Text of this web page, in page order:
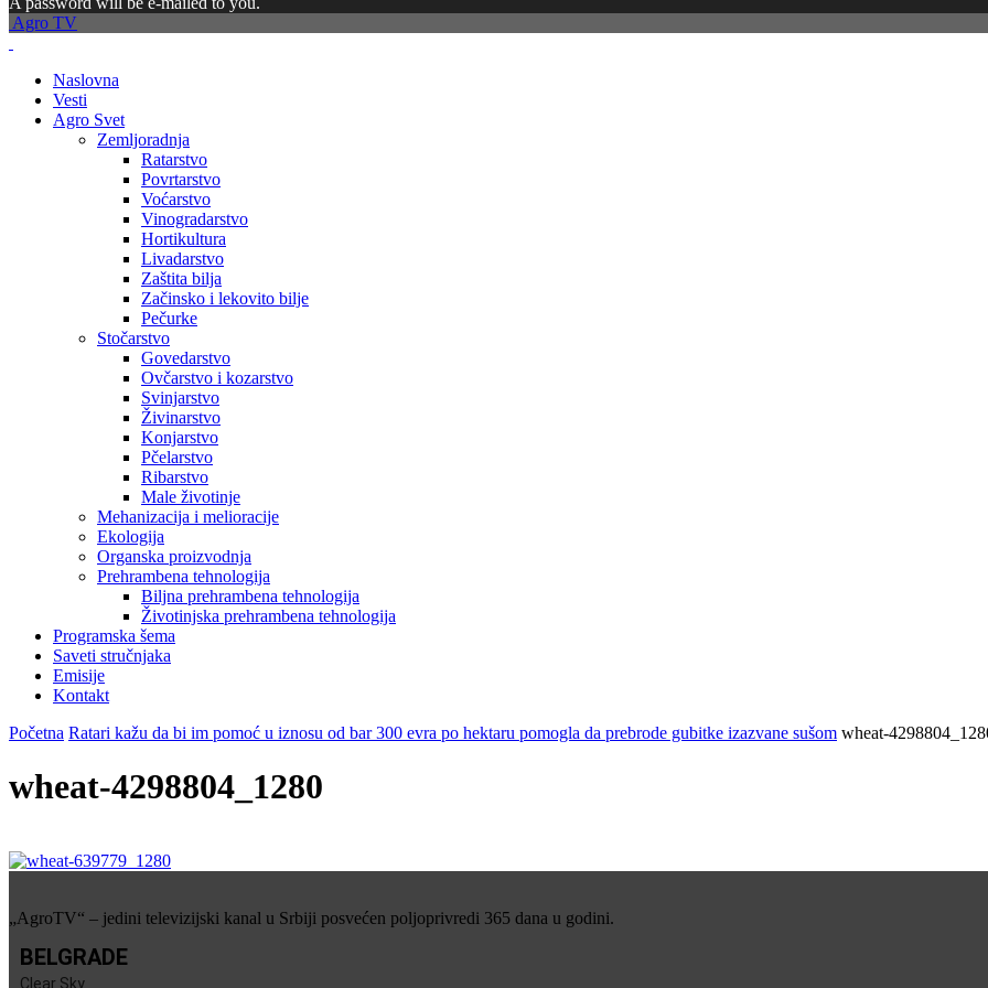
Agro TV
Naslovna
Vesti
Agro Svet
Zemljoradnja
Ratarstvo
Povrtarstvo
Voćarstvo
Vinogradarstvo
Hortikultura
Livadarstvo
Zaštita bilja
Začinsko i lekovito bilje
Pečurke
Stočarstvo
Govedarstvo
Ovčarstvo i kozarstvo
Svinjarstvo
Živinarstvo
Konjarstvo
Pčelarstvo
Ribarstvo
Male životinje
Mehanizacija i melioracije
Ekologija
Organska proizvodnja
Prehrambena tehnologija
Biljna prehrambena tehnologija
Životinjska prehrambena tehnologija
Programska šema
Saveti stručnjaka
Emisije
Kontakt
Početna Ratari kažu da bi im pomoć u iznosu od bar 300 evra po hektaru pomogla da prebrode gubitke izazvane sušom wheat-
wheat-4298804_1280
„AgroTV“ – jedini televizijski kanal u Srbiji posvećen poljoprivredi 365 dana u godini.
BELGRADE
Clear Sky